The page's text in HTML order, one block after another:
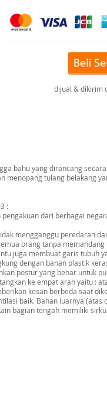
dijual & dikirim
bahu yang dirancang
tulang belakang
:
dari berbagai
mengganggu peredaran
orang tanpa
juga membuat garis tubuh
dengan bahan plastik
postur yang benar untuk
ke empat arah yaitu :
kesan berbeda saat
baik. Bahan luarnya (atas
bagian tengah memiliki